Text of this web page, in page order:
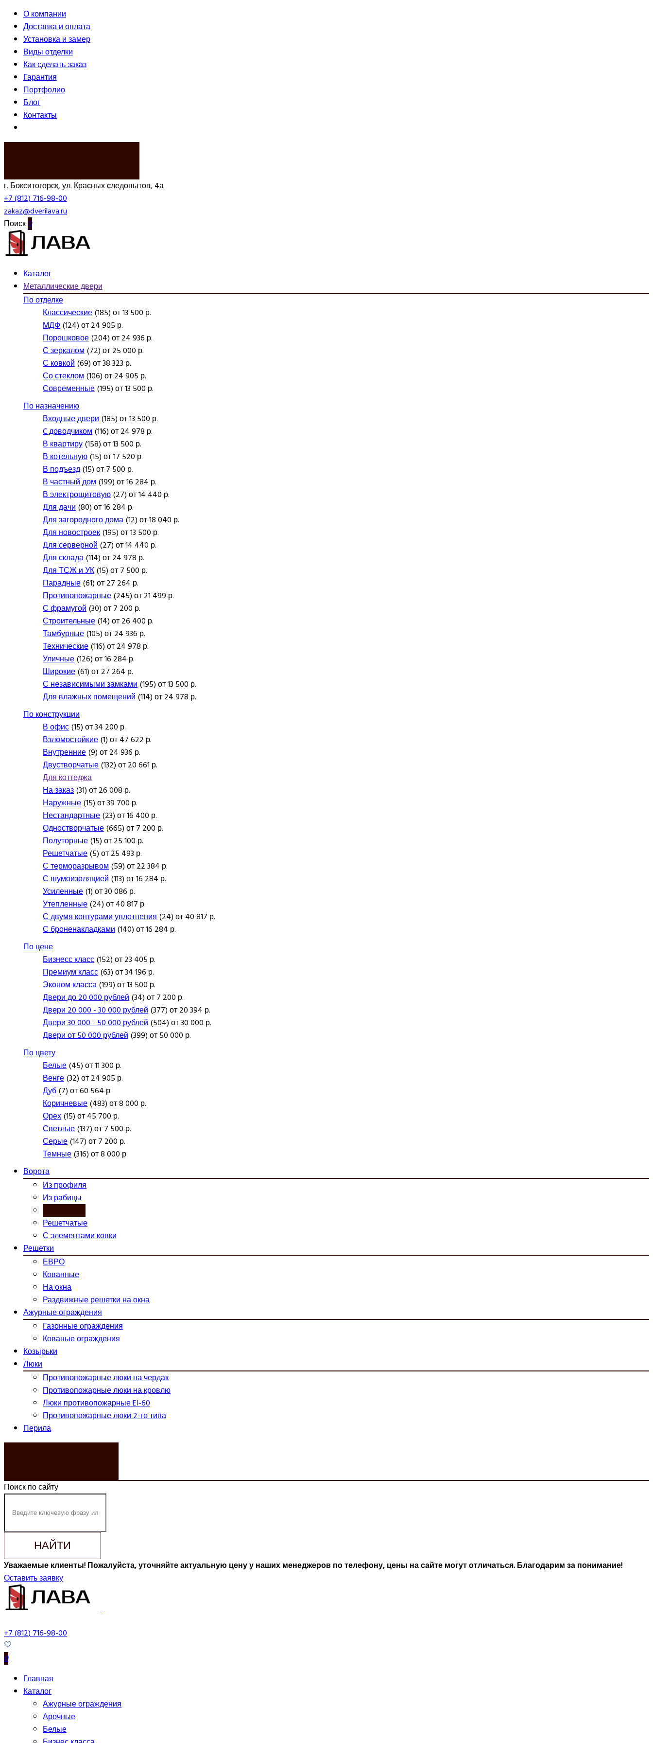
О компании
Доставка и оплата
Установка и замер
Виды отделки
Как сделать заказ
Гарантия
Портфолио
Блог
Контакты
г. Бокситогорск, ул. Красных следопытов, 4а
+7 (812) 716-98-00
zakaz@dverilava.ru
Поиск0
Каталог
Металлические двери
По отделке
Классические(185) от 13 500 р.
МДФ(124) от 24 905 р.
Порошковое(204) от 24 936 р.
С зеркалом(72) от 25 000 р.
С ковкой(69) от 38 323 р.
Со стеклом(106) от 24 905 р.
Современные(195) от 13 500 р.
По назначению
Входные двери(185) от 13 500 р.
C доводчиком(116) от 24 978 р.
В квартиру(158) от 13 500 р.
В котельную(15) от 17 520 р.
В подъезд(15) от 7 500 р.
В частный дом(199) от 16 284 р.
В электрощитовую(27) от 14 440 р.
Для дачи(80) от 16 284 р.
Для загородного дома(12) от 18 040 р.
Для новостроек(195) от 13 500 р.
Для серверной(27) от 14 440 р.
Для склада(114) от 24 978 р.
Для ТСЖ и УК(15) от 7 500 р.
Парадные(61) от 27 264 р.
Противопожарные(245) от 21 499 р.
С фрамугой(30) от 7 200 р.
Строительные(14) от 26 400 р.
Тамбурные(105) от 24 936 р.
Технические(116) от 24 978 р.
Уличные(126) от 16 284 р.
Широкие(61) от 27 264 р.
С независимыми замками(195) от 13 500 р.
Для влажных помещений(114) от 24 978 р.
По конструкции
В офис(15) от 34 200 р.
Взломостойкие(1) от 47 622 р.
Внутренние(9) от 24 936 р.
Двустворчатые(132) от 20 661 р.
Для коттеджа
На заказ(31) от 26 008 р.
Наружные(15) от 39 700 р.
Нестандартные(23) от 16 400 р.
Одностворчатые(665) от 7 200 р.
Полуторные(15) от 25 100 р.
Решетчатые(5) от 25 493 р.
С терморазрывом(59) от 22 384 р.
С шумоизоляцией(113) от 16 284 р.
Усиленные(1) от 30 086 р.
Утепленные(24) от 40 817 р.
С двумя контурами уплотнения(24) от 40 817 р.
С броненакладками(140) от 16 284 р.
По цене
Бизнесс класс(152) от 23 405 р.
Премиум класс(63) от 34 196 р.
Эконом класса(199) от 13 500 р.
Двери до 20 000 рублей(34) от 7 200 р.
Двери 20 000 - 30 000 рублей(377) от 20 394 р.
Двери 30 000 - 50 000 рублей(504) от 30 000 р.
Двери от 50 000 рублей(399) от 50 000 р.
По цвету
Белые(45) от 11 300 р.
Венге(32) от 24 905 р.
Дуб(7) от 60 564 р.
Коричневые(483) от 8 000 р.
Орех(15) от 45 700 р.
Светлые(137) от 7 500 р.
Серые(147) от 7 200 р.
Темные(316) от 8 000 р.
Ворота
Из профиля
Из рабицы
Решетчатые
С элементами ковки
Решетки
ЕВРО
Кованные
На окна
Раздвижные решетки на окна
Ажурные ограждения
Газонные ограждения
Кованые ограждения
Козырьки
Люки
Противопожарные люки на чердак
Противопожарные люки на кровлю
Люки противопожарные EI-60
Противопожарные люки 2-го типа
Перила
Поиск по сайту
НАЙТИ
Уважаемые клиенты! Пожалуйста, уточняйте актуальную цену у наших менеджеров по телефону, цены на сайте могут отличаться. Благодарим за понимание!
Оставить заявку
+7 (812) 716-98-00
0
Главная
Каталог
Ажурные ограждения
Арочные
Белые